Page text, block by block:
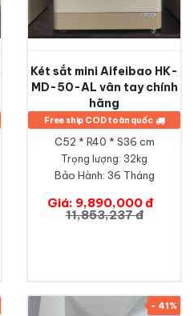
Két sắt mini Aifeibao HK-
MD-50-AL vân tay chính
hãng
Free ship COD toàn quốc
C52 * R40 * S36 cm
Trọng lượng: 32kg
Bảo Hành: 36 Tháng
Giá: 9,890,000 đ
11,853,237 đ
- 41%